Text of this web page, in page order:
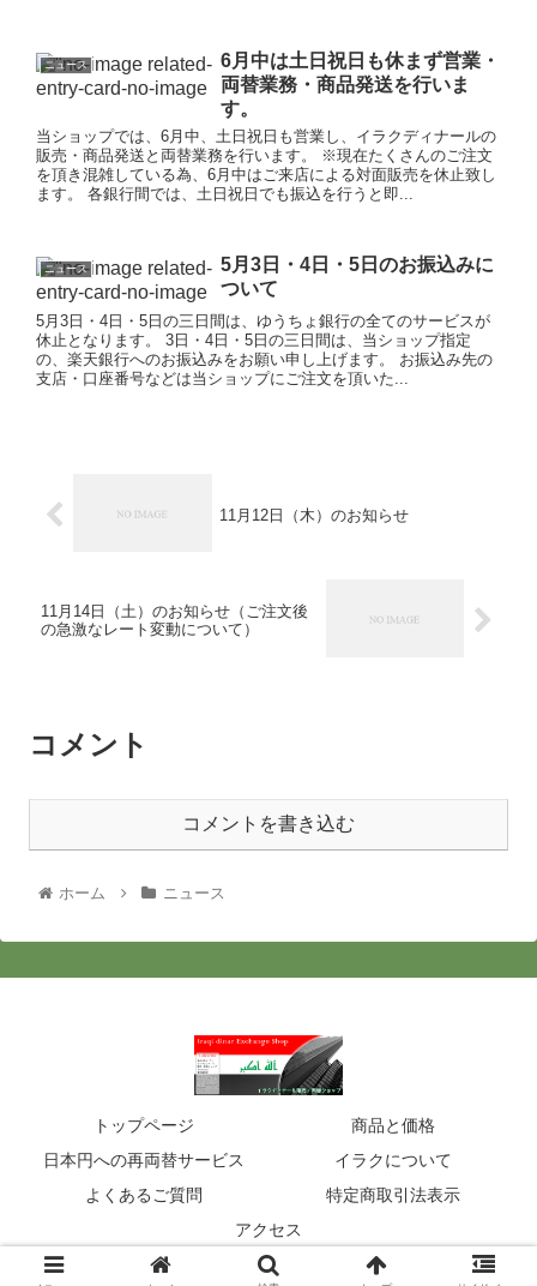
ニュース
6月中は土日祝日も休まず営業・
両替業務・商品発送を行いま
す。
当ショップでは、6月中、土日祝日も営業し、イラクディナールの
販売・商品発送と両替業務を行います。 ※現在たくさんのご注文
を頂き混雑している為、6月中はご来店による対面販売を休止致し
ます。 各銀行間では、土日祝日でも振込を行うと即...
ニュース
5月3日・4日・5日のお振込みに
ついて
5月3日・4日・5日の三日間は、ゆうちょ銀行の全てのサービスが
休止となります。 3日・4日・5日の三日間は、当ショップ指定
の、楽天銀行へのお振込みをお願い申し上げます。 お振込み先の
支店・口座番号などは当ショップにご注文を頂いた...
11月12日（木）のお知らせ
11月14日（土）のお知らせ（ご注文後
の急激なレート変動について）
コメント
コメントを書き込む
ホーム ニュース
トップページ
商品と価格
日本円への再両替サービス
イラクについて
よくあるご質問
特定商取引法表示
アクセス
© 2020 イラクディナール販売・両替ショップ.